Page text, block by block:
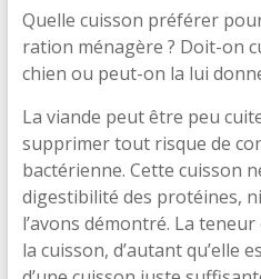
Quelle cuisson préférer
ration ménagère ? Doit-on
chien ou peut-on la lui
La viande peut être peu
supprimer tout risque de
bactérienne. Cette cuisson
digestibilité des protéines,
l’avons démontré. La
la cuisson, d’autant qu’elle